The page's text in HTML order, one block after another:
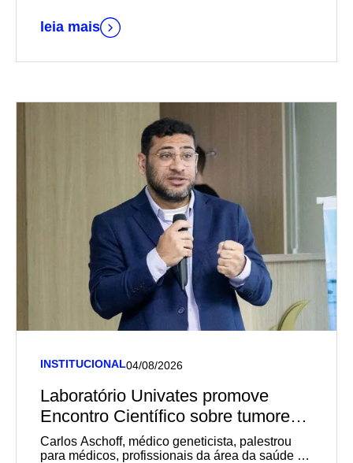
leia mais
INSTITUCIONAL04/08/2026
Laboratório Univates promove
Encontro Científico sobre tumores
germinativos
Carlos Aschoff, médico geneticista, palestrou
para médicos, profissionais da área da saúde e